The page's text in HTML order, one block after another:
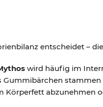
entscheidet –
wird häufig im
Gummibärchen stammen
Körperfett abzunehmen